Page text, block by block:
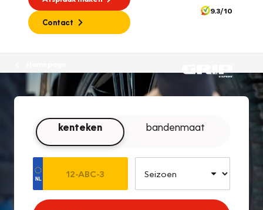
Contact
9.3/10
kenteken bandenmaat